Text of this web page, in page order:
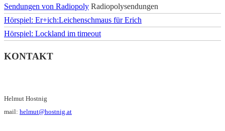
Sendungen von Radiopoly Radiopolysendungen
Hörspiel: Er+ich:Leichenschmaus für Erich
Hörspiel: Lockland im timeout
KONTAKT
Helmut Hostnig
mail: helmut@hostnig.at